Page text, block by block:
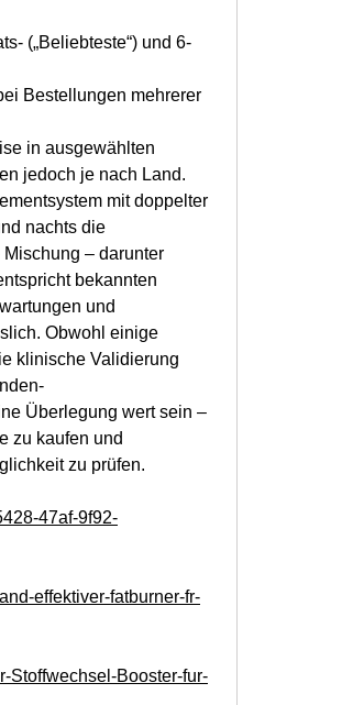
(„Beliebteste“) und 6-
Bestellungen mehrerer
in ausgewählten
jedoch je nach Land.
mit doppelter
nachts die
– darunter
bekannten
und
Obwohl einige
klinische Validierung
Überlegung wert sein –
zu kaufen und
zu prüfen.
47af-9f92-
effektiver-fatburner-fr-
Stoffwechsel-Booster-fur-